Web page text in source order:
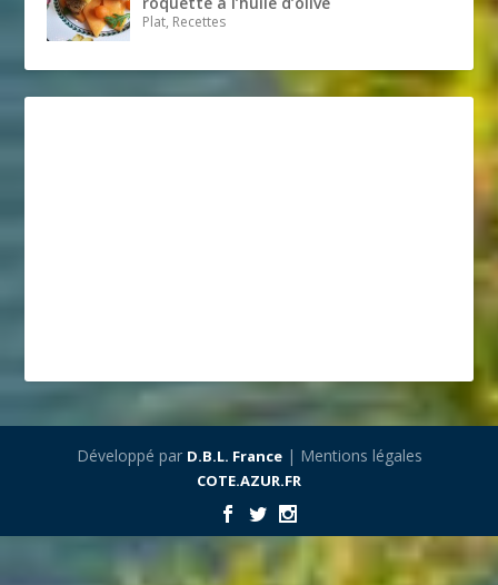
Plat, Recettes
Développé par D.B.L. France| Mentions légales
COTE.AZUR.FR